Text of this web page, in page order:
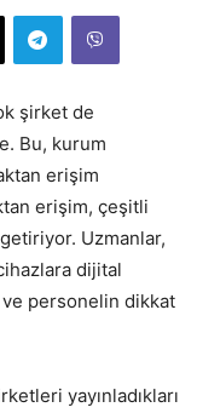
şirket de
Bu, kurum
erişim
erişim, çeşitli
Uzmanlar,
dijital
personelin dikkat
yayınladıkları